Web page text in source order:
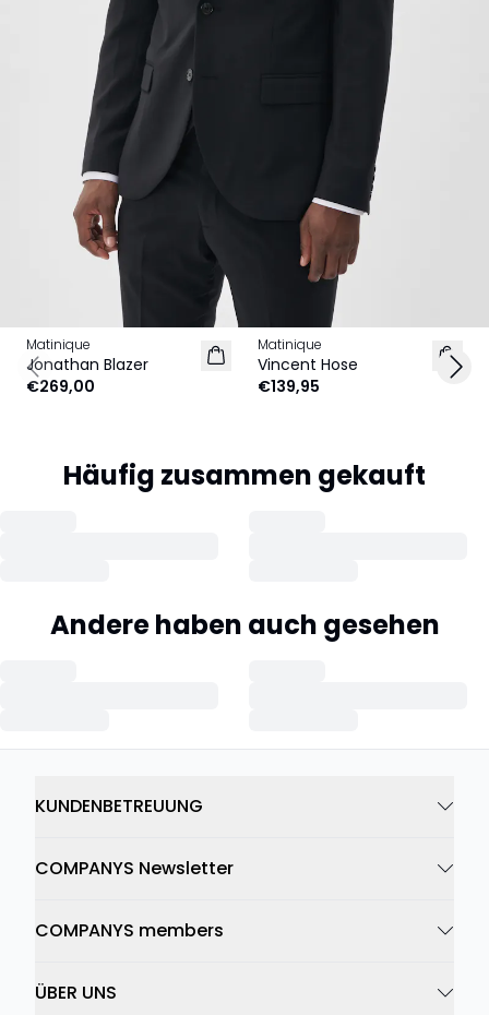
Matinique
Jonathan Blazer
€269,00
Matinique
Vincent Hose
€139,95
Previous slide
Häufig zusammen gekauft
Andere haben auch gesehen
KUNDENBETREUUNG
COMPANYS Newsletter
COMPANYS members
ÜBER UNS